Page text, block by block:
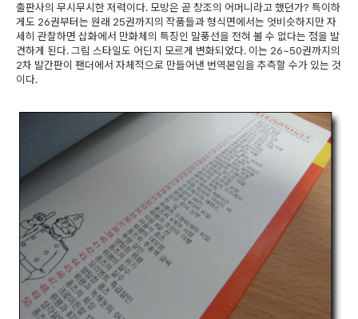
출판사의 무시무시한 저력이다. 모방은 곧 창조의 어머니라고 했던가? 특이하
게도 26권부터는 원래 25권까지의 작품들과 형식면에서는 엇비슷하지만 자
세히 관찰하면 삽화에서 만화체의 특징인 말풍선을 전혀 볼 수 없다는 점을 발
견하게 된다. 그림 스타일도 어딘지 모르게 변화되었다. 이는 26~50권까지의
2차 발간판이 팬더에서 자체적으로 만들어낸 번역본임을 추측할 수가 있는 것
이다.